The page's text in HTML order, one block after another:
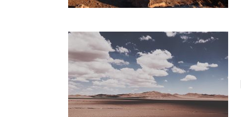
de
Brasileiros